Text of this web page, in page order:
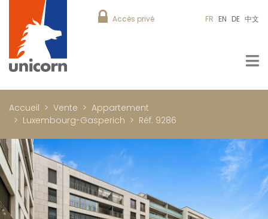
Accès privé FR EN DE 中文
Accueil Vente
Appartement
Luxembourg-Gasperich
Réf. 9286